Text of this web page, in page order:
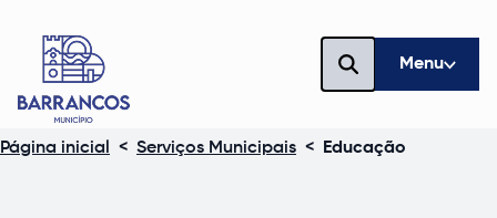
Menu
Página inicial < Serviços Municipais < Educação